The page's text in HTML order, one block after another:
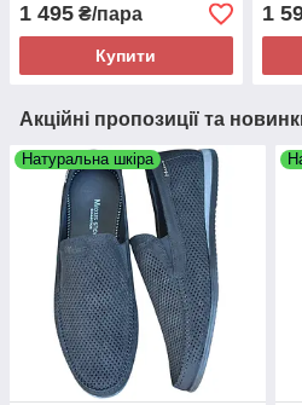
підошві з піни, легкі і
зручні
1 495 ₴/пара
Купити
1
Акційні пропозиції та
Натуральна шкіра